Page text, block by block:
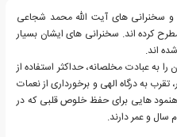
و سخنرانی های آیت الله محمد شجاعی
کرده اند. سخنرانی های ایشان بسیار
اند.
به عبادت مخلصانه، حداکثر استفاده از
به درگاه الهی و برخورداری از نعمات
هایی برای حفظ خلوص قلبی که در
سال و عمر دارند.